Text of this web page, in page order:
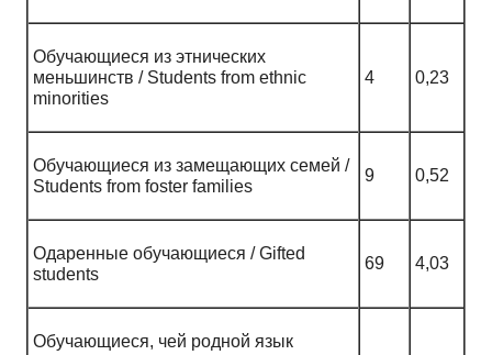
Обучающиеся из этнических
меньшинств / Students from ethnic
minorities
4 0,23
Обучающиеся из замещающих семей /
Students from foster families
9 0,52
Одаренные обучающиеся / Gifted
students
69 4,03
Обучающиеся, чей родной язык